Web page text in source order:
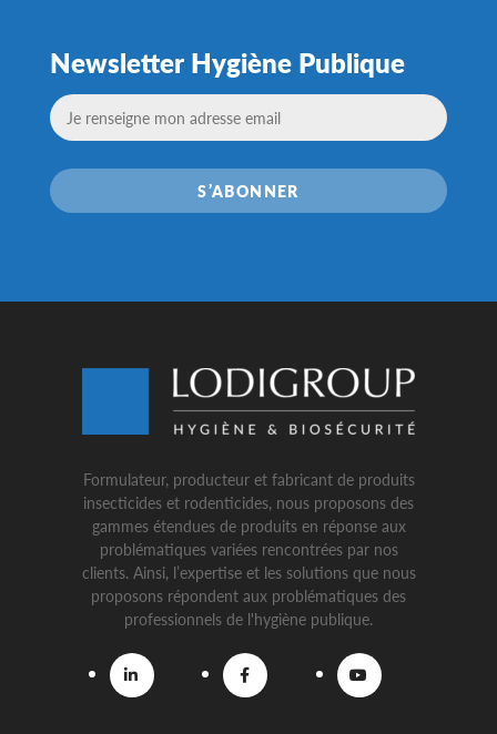
Newsletter Hygiène Publique
S’ABONNER
Formulateur, producteur et fabricant de produits
insecticides et rodenticides, nous proposons des
gammes étendues de produits en réponse aux
problématiques variées rencontrées par nos
clients. Ainsi, l’expertise et les solutions que nous
proposons répondent aux problématiques des
professionnels de l'hygiène publique.